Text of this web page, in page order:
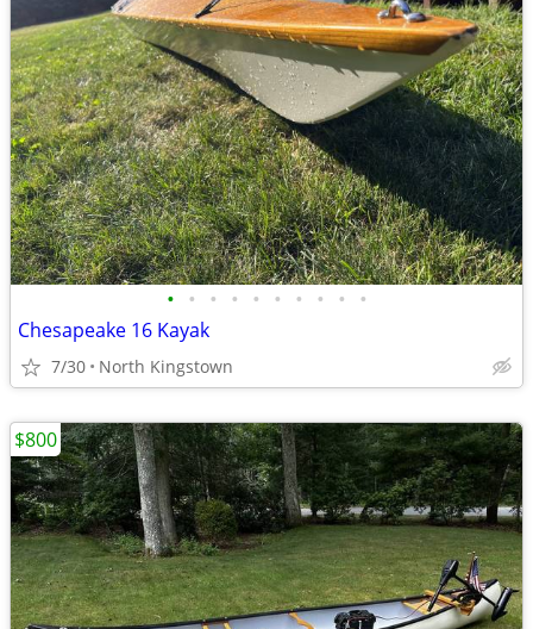
• • • • • • • • • •
Chesapeake 16 Kayak
7/30 North Kingstown
$800